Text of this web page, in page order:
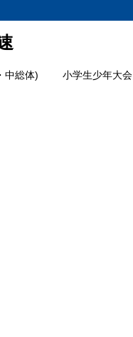
中総体) 小学生少年大会